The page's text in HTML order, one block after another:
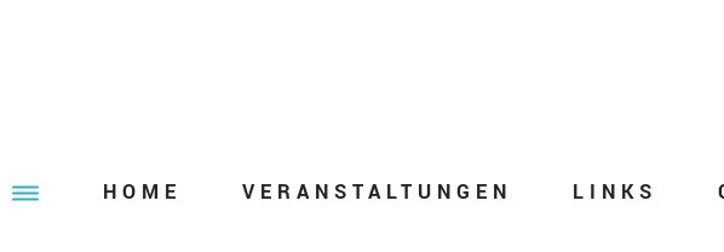
HOME VERANSTALTUNGEN LINKS